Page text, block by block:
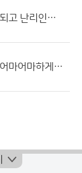
사흘내내 비온다해서 일 다 취소되고 난리인데 장비를 사요???왜 사요???
아직도 맑음이네 아까부터 비가 어마어마하게 내리는데